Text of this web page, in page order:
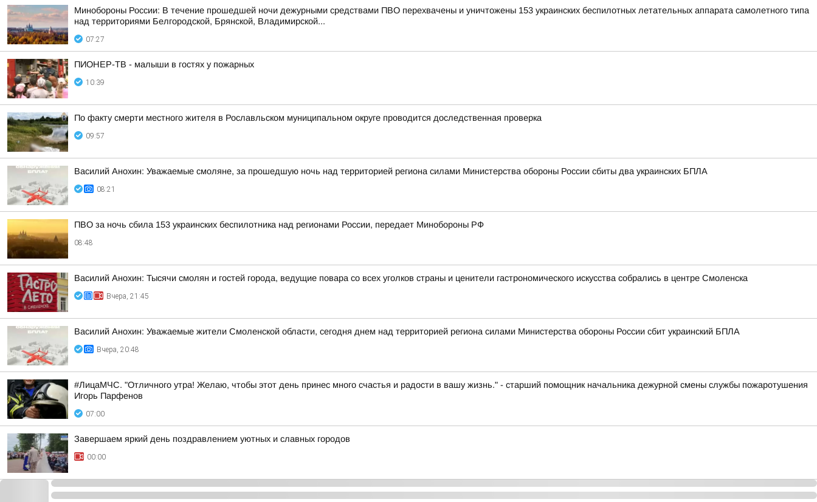
Минобороны России: В течение прошедшей ночи дежурными средствами ПВО перехвачены и уничтожены 153 украинских беспилотных летательных аппарата самолетного типа
над территориями Белгородской, Брянской, Владимирской...
07:27
ПИОНЕР-ТВ - малыши в гостях у пожарных
10:39
По факту смерти местного жителя в Рославльском муниципальном округе проводится доследственная проверка
09:57
Василий Анохин: Уважаемые смоляне, за прошедшую ночь над территорией региона силами Министерства обороны России сбиты два украинских БПЛА
08:21
ПВО за ночь сбила 153 украинских беспилотника над регионами России, передает Минобороны РФ
08:48
Василий Анохин: Тысячи смолян и гостей города, ведущие повара со всех уголков страны и ценители гастрономического искусства собрались в центре Смоленска
Вчера, 21:45
Василий Анохин: Уважаемые жители Смоленской области, сегодня днем над территорией региона силами Министерства обороны России сбит украинский БПЛА
Вчера, 20:48
#ЛицаМЧС. "Отличного утра! Желаю, чтобы этот день принес много счастья и радости в вашу жизнь." - старший помощник начальника дежурной смены службы пожаротушения
Игорь Парфенов
07:00
Завершаем яркий день поздравлением уютных и славных городов
00:00